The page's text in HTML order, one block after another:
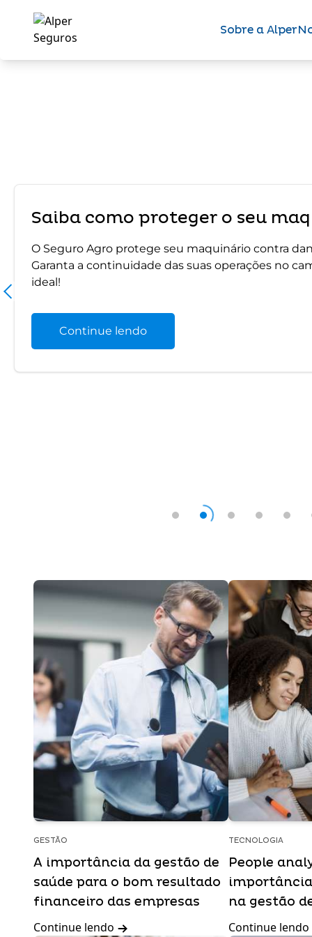
Sobre a Alper
Saiba como proteger o seu
O Seguro Agro protege seu maquinário contra
Garanta a continuidade das suas operações no
ideal!
Continue lendo
GESTÃO
A importância da gestão de
saúde para o bom resultado
financeiro das empresas
Continue lendo
TECNOLOGIA
People
na gestão
Continue lendo